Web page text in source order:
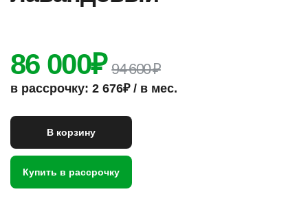
86 000₽ 94 600 ₽
в рассрочку: 2 676₽ / в мес.
В корзину
Купить в рассрочку